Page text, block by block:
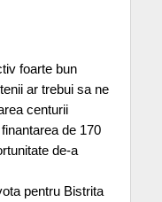
foarte bun
ar trebui sa ne
centurii
de 170
de-a
pentru Bistrita